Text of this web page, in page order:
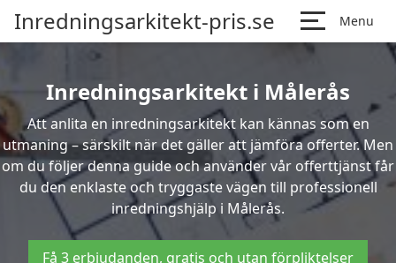
Inredningsarkitekt-pris.se Menu
Inredningsarkitekt i Målerås
Att anlita en inredningsarkitekt kan kännas som en
utmaning – särskilt när det gäller att jämföra offerter. Men
om du följer denna guide och använder vår offerttjänst får
du den enklaste och tryggaste vägen till professionell
inredningshjälp i Målerås.
Få 3 erbjudanden, gratis och utan förpliktelser